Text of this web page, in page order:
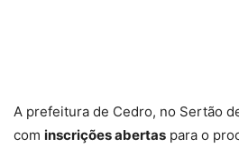
A prefeitura de Cedro, no Sertão
com inscrições abertas para o